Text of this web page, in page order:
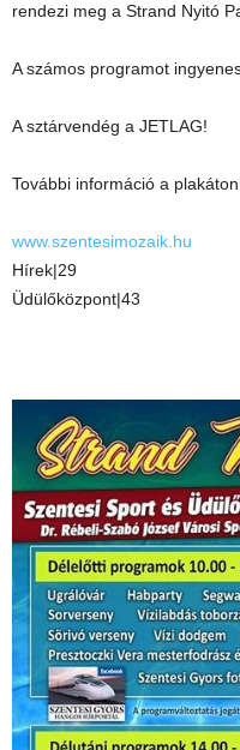
rendezi meg a Strand Nyitó
A számos programot
A sztárvendég a JETLAG!
További információ a
www.szentesimozaik.hu
Hírek|29
Üdülőközpont|43